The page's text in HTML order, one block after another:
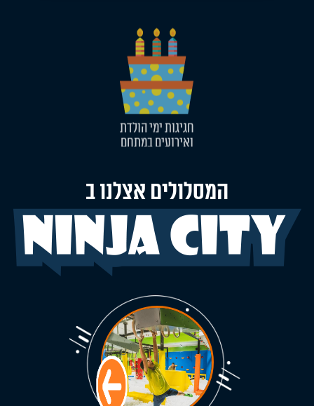
חגיגות ימי הולדת
ואירועים במתחם
המסלולים אצלנו ב